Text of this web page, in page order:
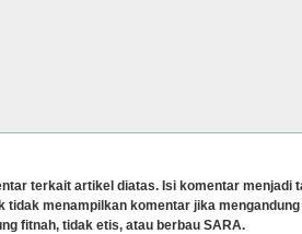
terkait artikel diatas. Isi komentar menjadi
tidak menampilkan komentar jika
fitnah, tidak etis, atau berbau SARA.